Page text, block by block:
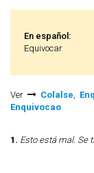
En español:
Equivocar
Ver Colalse,
Enquivocao
1. Esto está mal. Se